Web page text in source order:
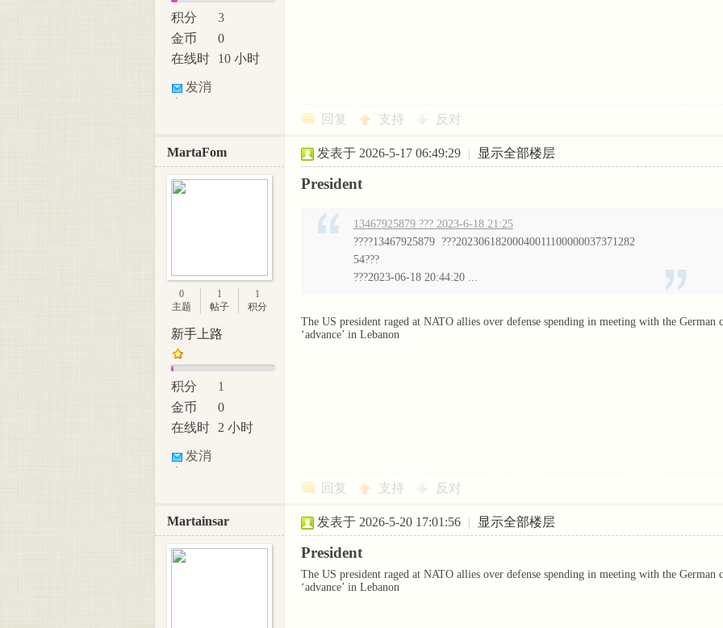
积分
3
金币
0
在线时
10 小时
发消
回复 支持 反对
MartaFom
0
主题
1
帖子
1
积分
新手上路
积分
1
金币
0
在线时
2 小时
发消
发表于 2026-5-17 06:49:29 | 显示全部楼层
President
13467925879 ??? 2023-6-18 21:25
????13467925879 ???20230618200040011100000037371282
54???
???2023-06-18 20:44:20 ...
The US president raged at NATO allies over defense spending in meeting with the
‘advance’ in Lebanon
回复 支持 反对
Martainsar 发表于 2026-5-20 17:01:56 | 显示全部楼层
President
The US president raged at NATO allies over defense spending in meeting with the
‘advance’ in Lebanon